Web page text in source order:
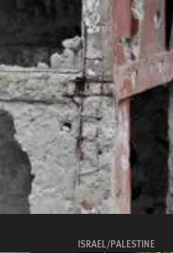
ISRAEL/PALESTINE